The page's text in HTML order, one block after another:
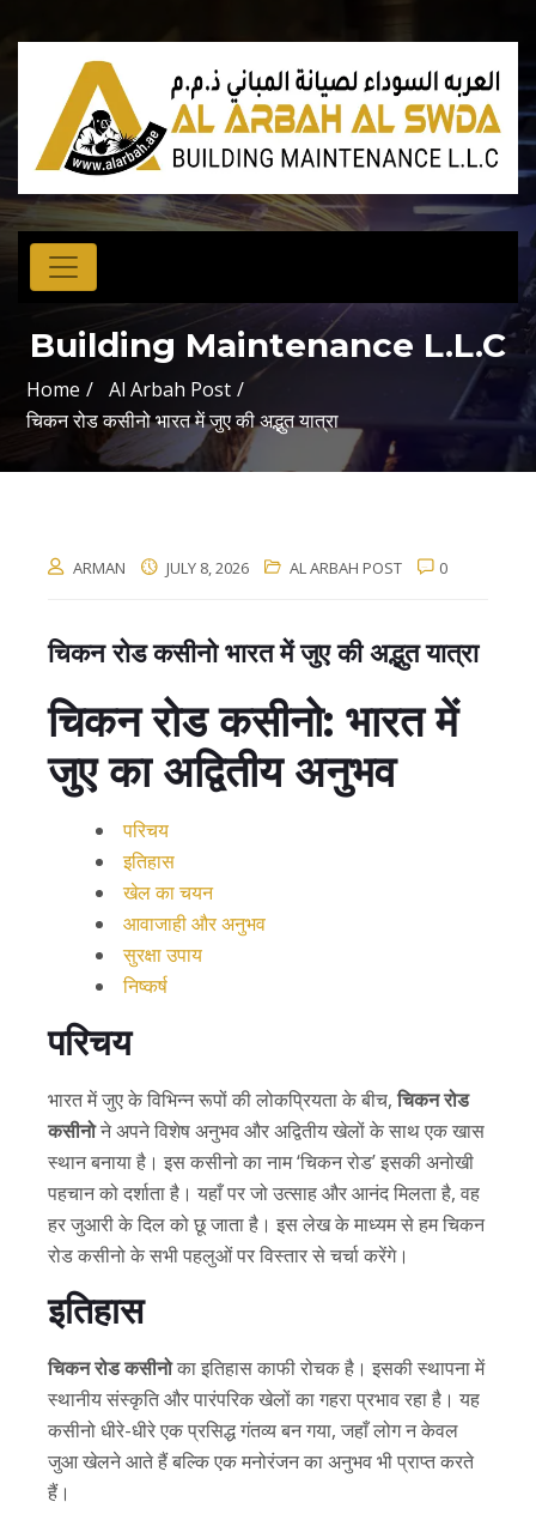
AL ARBAH AL SWDA
Building Maintenance L.L.C
Home
Al Arbah Post
चिकन रोड कसीनो भारत में जुए की अद्भुत यात्रा
ARMAN JULY 8, 2026 AL ARBAH POST 0
चिकन रोड कसीनो भारत में जुए की अद्भुत यात्रा
चिकन रोड कसीनो: भारत में
जुए का अद्वितीय अनुभव
परिचय
इतिहास
खेल का चयन
आवाजाही और अनुभव
सुरक्षा उपाय
निष्कर्ष
परिचय
भारत में जुए के विभिन्न रूपों की लोकप्रियता के बीच,चिकन रोड
कसीनोने अपने विशेष अनुभव और अद्वितीय खेलों के साथ एक खास
स्थान बनाया है। इस कसीनो का नाम ‘चिकन रोड’ इसकी अनोखी
पहचान को दर्शाता है। यहाँ पर जो उत्साह और आनंद मिलता है, वह
हर जुआरी के दिल को छू जाता है। इस लेख के माध्यम से हम चिकन
रोड कसीनो के सभी पहलुओं पर विस्तार से चर्चा करेंगे।
इतिहास
चिकन रोड कसीनोका इतिहास काफी रोचक है। इसकी स्थापना में
स्थानीय संस्कृति और पारंपरिक खेलों का गहरा प्रभाव रहा है। यह
कसीनो धीरे-धीरे एक प्रसिद्ध गंतव्य बन गया, जहाँ लोग न केवल
जुआ खेलने आते हैं बल्कि एक मनोरंजन का अनुभव भी प्राप्त करते
हैं।